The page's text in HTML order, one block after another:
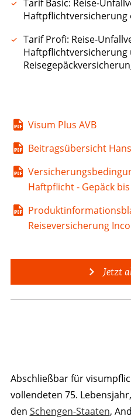
Tarif Basic: Reise-
Haftpflichtversicherung
Tarif Profi: Reise-
Haftpflichtversicherung
Visum Plus AVB
Beitragsübersicht
Haftpflicht - Gepäck bis
Reiseversicherung
Jetzt
Abschließbar für
vollendeten 75.
den Schengen-Staaten,